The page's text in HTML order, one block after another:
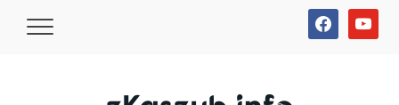
facebookyoutube